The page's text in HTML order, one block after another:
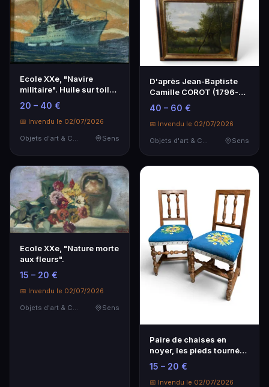
Ecole XXe, "Navire
militaire". Huile sur toile,
16 x 24 cm.
20 – 40 €
📅 Invendu le 02/07/2026
Objets d'art & Curiosités
Sens
D'après Jean-Baptiste
Camille COROT (1796-
1875), "Paysage an…
40 – 60 €
📅 Invendu le 02/07/2026
Objets d'art & Curiosités
Sens
Ecole XXe, "Nature morte
aux fleurs".
15 – 20 €
📅 Invendu le 02/07/2026
Objets d'art & Curiosités
Sens
Paire de chaises en
noyer, les pieds tournés
réunis par une …
15 – 20 €
📅 Invendu le 02/07/2026